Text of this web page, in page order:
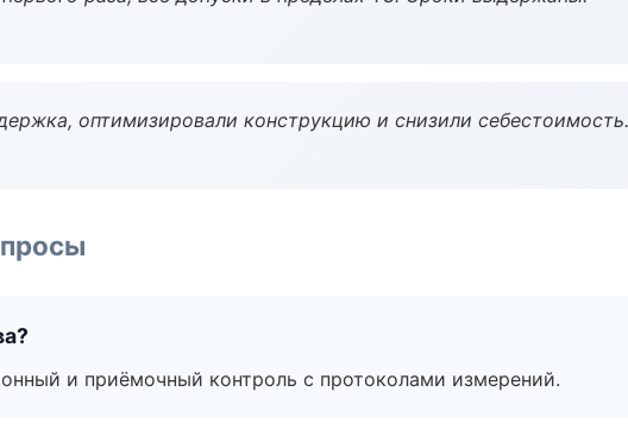
оптимизировали конструкцию и снизили себестоимость.
и приёмочный контроль с протоколами измерений.